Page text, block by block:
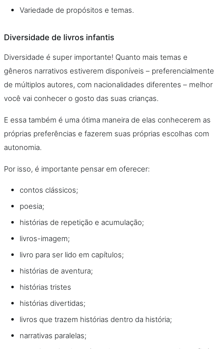
Variedade de propósitos e temas.
Diversidade de livros infantis
Diversidade é super importante! Quanto mais temas e
gêneros narrativos estiverem disponíveis – preferencialmente
de múltiplos autores, com nacionalidades diferentes – melhor
você vai conhecer o gosto das suas crianças.
E essa também é uma ótima maneira de elas conhecerem as
próprias preferências e fazerem suas próprias escolhas com
autonomia.
Por isso, é importante pensar em oferecer:
contos clássicos;
poesia;
histórias de repetição e acumulação;
livros-imagem;
livro para ser lido em capítulos;
histórias de aventura;
histórias tristes
histórias divertidas;
livros que trazem histórias dentro da história;
narrativas paralelas;